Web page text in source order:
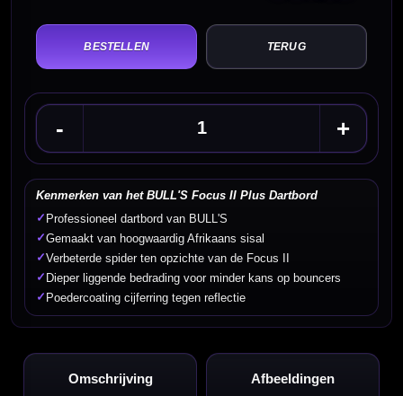
TERUG
Kenmerken van het BULL'S Focus II Plus Dartbord
✓ Professioneel dartbord van BULL'S
✓Gemaakt van hoogwaardig Afrikaans sisal
✓Verbeterde spider ten opzichte van de Focus II
✓ Dieper liggende bedrading voor minder kans op bouncers
✓ Poedercoating cijferring tegen reflectie
- +
Omschrijving Afbeeldingen